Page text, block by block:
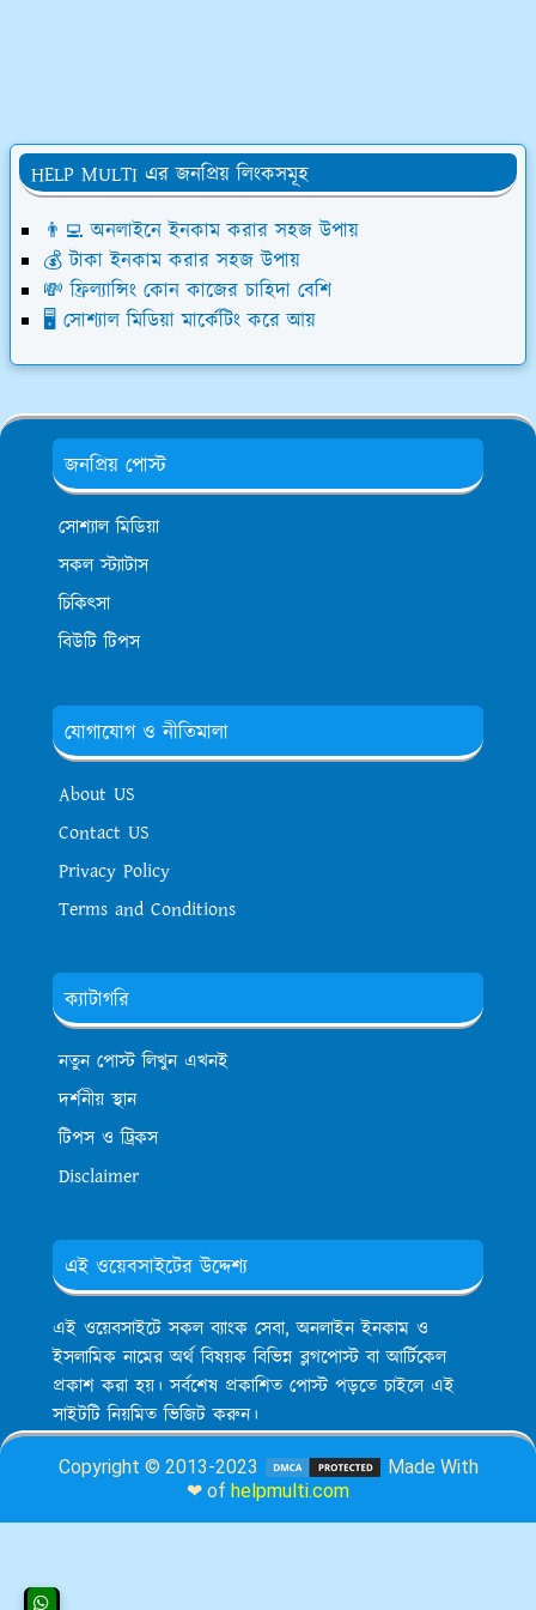
HELP MULTI এর জনপ্রিয় লিংকসমূহ
👨‍💻 অনলাইনে ইনকাম করার সহজ উপায়
💰 টাকা ইনকাম করার সহজ উপায়
💸 ফ্রিল্যান্সিং কোন কাজের চাহিদা বেশি
🖥️ সোশ্যাল মিডিয়া মার্কেটিং করে আয়
জনপ্রিয় পোস্ট
সোশ্যাল মিডিয়া
সকল স্ট্যাটাস
চিকিৎসা
বিউটি টিপস
যোগাযোগ ও নীতিমালা
About US
Contact US
Privacy Policy
Terms and Conditions
ক্যাটাগরি
নতুন পোস্ট লিখুন এখনই
দর্শনীয় স্থান
টিপস ও ট্রিকস
Disclaimer
এই ওয়েবসাইটের উদ্দেশ্য
এই ওয়েবসাইটে সকল ব্যাংক সেবা, অনলাইন ইনকাম ও
ইসলামিক নামের অর্থ বিষয়ক বিভিন্ন ব্লগপোস্ট বা আর্টিকেল
প্রকাশ করা হয়। সর্বশেষ প্রকাশিত পোস্ট পড়তে চাইলে এই
সাইটটি নিয়মিত ভিজিট করুন।
Copyright © 2013-2023
Made With
❤ of helpmulti.com